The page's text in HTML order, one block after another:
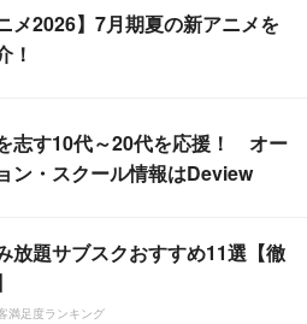
メ2026】7月期夏の新アニメを
！
志す10代～20代を応援！ オー
ン・スクール情報はDeview
放題サブスクおすすめ11選【徹
満足度ランキング